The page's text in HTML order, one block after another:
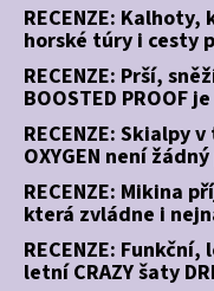
RECENZE:
horské túry i cesty
RECENZE: Prší,
BOOSTED PROOF
RECENZE: Skialpy
OXYGEN není
RECENZE: Mikina
která zvládne i
RECENZE:
letní CRAZY šaty